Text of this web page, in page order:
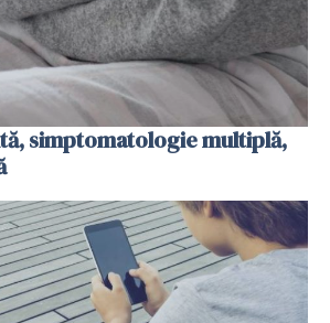
simptomatologie multiplă,